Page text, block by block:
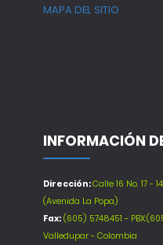
MAPA DEL SITIO
INFORMACIÓN
Dirección:Calle 16 No. 17 -
(Avenida La Popa)
Fax: (605) 5748451 -
Valledupar - Colombia